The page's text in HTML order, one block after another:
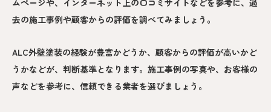
ムページや、インターネット上の口コミサイトなどを参考に、過
去の施工事例や顧客からの評価を調べてみましょう。
ALC外壁塗装の経験が豊富かどうか、顧客からの評価が高いかど
うかなどが、判断基準となります。施工事例の写真や、お客様の
声などを参考に、信頼できる業者を選びましょう。